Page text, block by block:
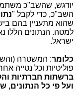
השב"כ, כדי לקבל "
שהוא מתעניין בהם
למטה. הנתונים הללו
ישראל.
כלומר: המשטרה
פוליטיות וכל נטייה
ברשתות חברתיות
ועל פי כל הנתונים,